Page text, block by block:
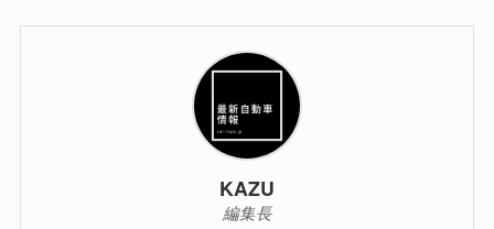
KAZU
編集長